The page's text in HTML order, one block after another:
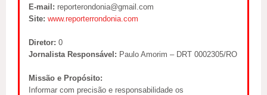
E-mail: reporterondonia@gmail.com
Site: www.reporterrondonia.com
Diretor: 0
Jornalista Responsável: Paulo Amorim – DRT 0002305/RO
Missão e Propósito:
Informar com precisão e responsabilidade os